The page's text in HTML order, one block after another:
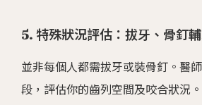
5. 特殊狀況評估：拔牙、骨釘
並非每個人都需拔牙或裝骨釘。醫
段，評估你的齒列空間及咬合狀況